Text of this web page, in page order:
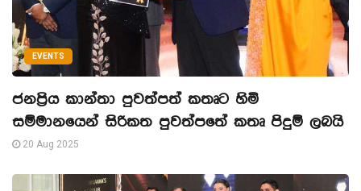
EVENTS
ජනප්‍රිය කාන්තා පුවත්පත් කතෘට හිමි
සම්මානයෙන් සිරිකත පුවත්පතේ කතෘ පිදුම් ලබයි
20 Aug 2025